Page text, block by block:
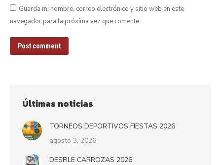
Guarda mi nombre, correo electrónico y sitio web en este
navegador para la próxima vez que comente.
Post comment
Últimas noticias
TORNEOS DEPORTIVOS FIESTAS 2026
agosto 3, 2026
DESFILE CARROZAS 2026